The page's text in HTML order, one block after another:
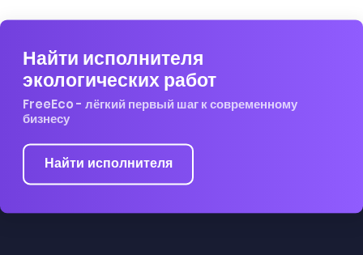
Найти исполнителя
экологических работ
FreeEco - лёгкий первый шаг к современному
бизнесу
Найти исполнителя